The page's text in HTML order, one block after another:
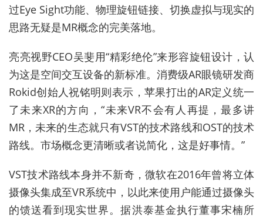
过Eye Sight功能、物理旋钮链接、切换虚拟与现实的
思路无疑是MR概念的完美落地。
亮亮视野CEO吴斐用“精彩绝伦”来形容旋钮设计，认
为这是空间交互设备的新标准。消费级AR眼镜研发商
Rokid创始人祝铭明则表示，苹果打出的AR定义统一
了未来XR的方向，“未来VR不会有人再提，最多讲
MR，未来的生态就只有VST的技术路线和OST的技术
路线。市场概念更清晰或者说简化，这是好事情。”
VST技术路线本身并不新奇，微软在2016年曾将立体
摄像头集成至VR系统中，以此来使用户能通过摄像头
的馈送看到现实世界。据洪泰基金执行董事宋楠所